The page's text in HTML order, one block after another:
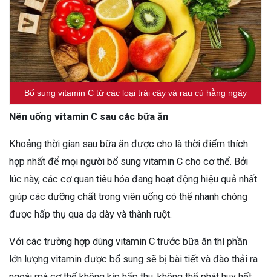
Bổ sung vitamin C từ các loại trái cây và rau củ hằng ngày
Nên uống vitamin C sau các bữa ăn
Khoảng thời gian sau bữa ăn được cho là thời điểm thích
hợp nhất để mọi người bổ sung vitamin C cho cơ thể. Bởi
lúc này, các cơ quan tiêu hóa đang hoạt động hiệu quả nhất
giúp các dưỡng chất trong viên uống có thể nhanh chóng
được hấp thụ qua dạ dày và thành ruột.
Với các trường hợp dùng vitamin C trước bữa ăn thì phần
lớn lượng vitamin được bổ sung sẽ bị bài tiết và đào thải ra